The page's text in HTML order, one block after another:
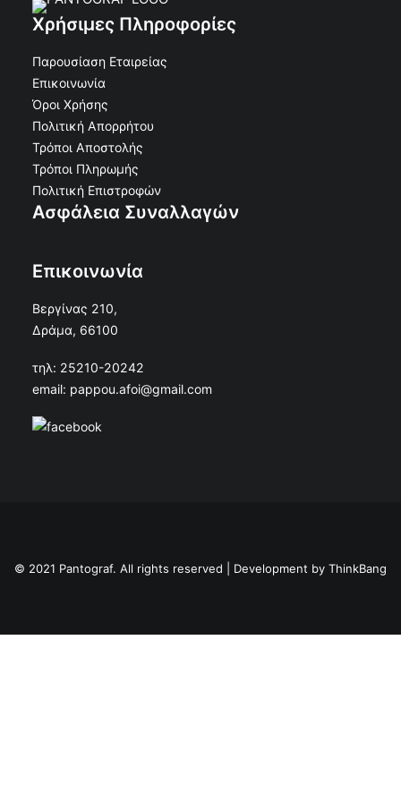
Χρήσιμες Πληροφορίες
Παρουσίαση Εταιρείας
Επικοινωνία
Όροι Χρήσης
Πολιτική Απορρήτου
Τρόποι Αποστολής
Τρόποι Πληρωμής
Πολιτική Επιστροφών
Ασφάλεια Συναλλαγών
Επικοινωνία
Βεργίνας 210,
Δράμα, 66100
τηλ: 25210-20242
email: pappou.afoi@gmail.com
© 2021 Pantograf. All rights reserved | Development by ThinkBang